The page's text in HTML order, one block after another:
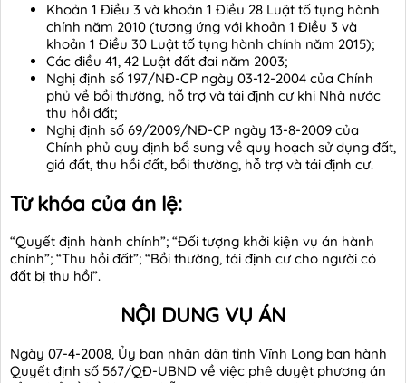
Khoản 1 Điều 3 và khoản 1 Điều 28 Luật tố tụng hành
chính năm 2010 (tương ứng với khoản 1 Điều 3 và
khoản 1 Điều 30 Luật tố tụng hành chính năm 2015);
Các điều 41, 42 Luật đất đai năm 2003;
Nghị định số 197/NĐ-CP ngày 03-12-2004 của Chính
phủ về bồi thường, hỗ trợ và tái định cư khi Nhà nước
thu hồi đất;
Nghị định số 69/2009/NĐ-CP ngày 13-8-2009 của
Chính phủ quy định bổ sung về quy hoạch sử dụng đất,
giá đất, thu hồi đất, bồi thường, hỗ trợ và tái định cư.
Từ khóa của án lệ:
“Quyết định hành chính”; “Đối tượng khởi kiện vụ án hành
chính”; “Thu hồi đất”; “Bồi thường, tái định cư cho người có
đất bị thu hồi”.
NỘI DUNG VỤ ÁN
Ngày 07-4-2008, Ủy ban nhân dân tỉnh Vĩnh Long ban hành
Quyết định số 567/QĐ-UBND về việc phê duyệt phương án